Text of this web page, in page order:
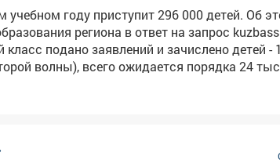
учебном году приступит 296 000 детей. Об
региона в ответ на запрос
подано заявлений и зачислено детей -
волны), всего ожидается порядка 24
одиннадцатиклассников», - сообщила
желающим
классе, поскольку его просто не было. Власти
пошли учиться в десятый класс, таких